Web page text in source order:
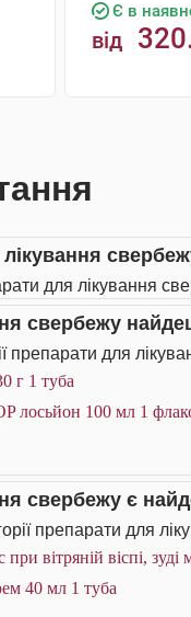
Є в
від
для лікування
свербежу
препарати для
г 1 туба
лосьйон 100 мл 1
свербежу є
препарати для
вітряній віспі, зуді
40 мл 1 туба